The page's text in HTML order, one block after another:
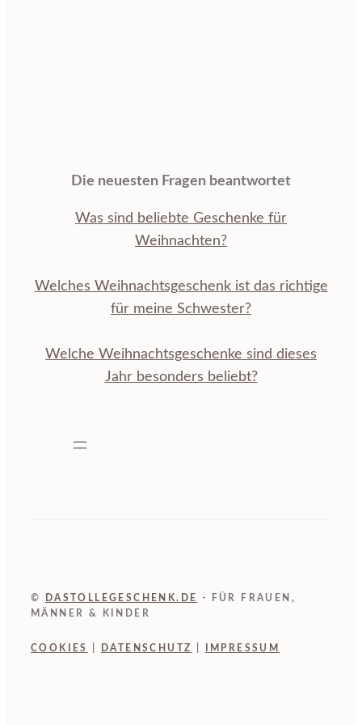
Die neuesten Fragen beantwortet
Was sind beliebte Geschenke für
Weihnachten?
Welches Weihnachtsgeschenk ist das richtige
für meine Schwester?
Welche Weihnachtsgeschenke sind dieses
Jahr besonders beliebt?
© DASTOLLEGESCHENK.DE
- FÜR FRAUEN,
MÄNNER & KINDER
COOKIES DATENSCHUTZ IMPRESSUM